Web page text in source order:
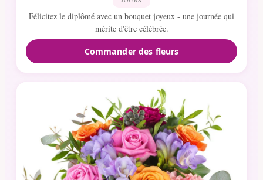
Félicitez le diplômé avec un bouquet joyeux - une journée qui
mérite d'être célébrée.
Commander des fleurs